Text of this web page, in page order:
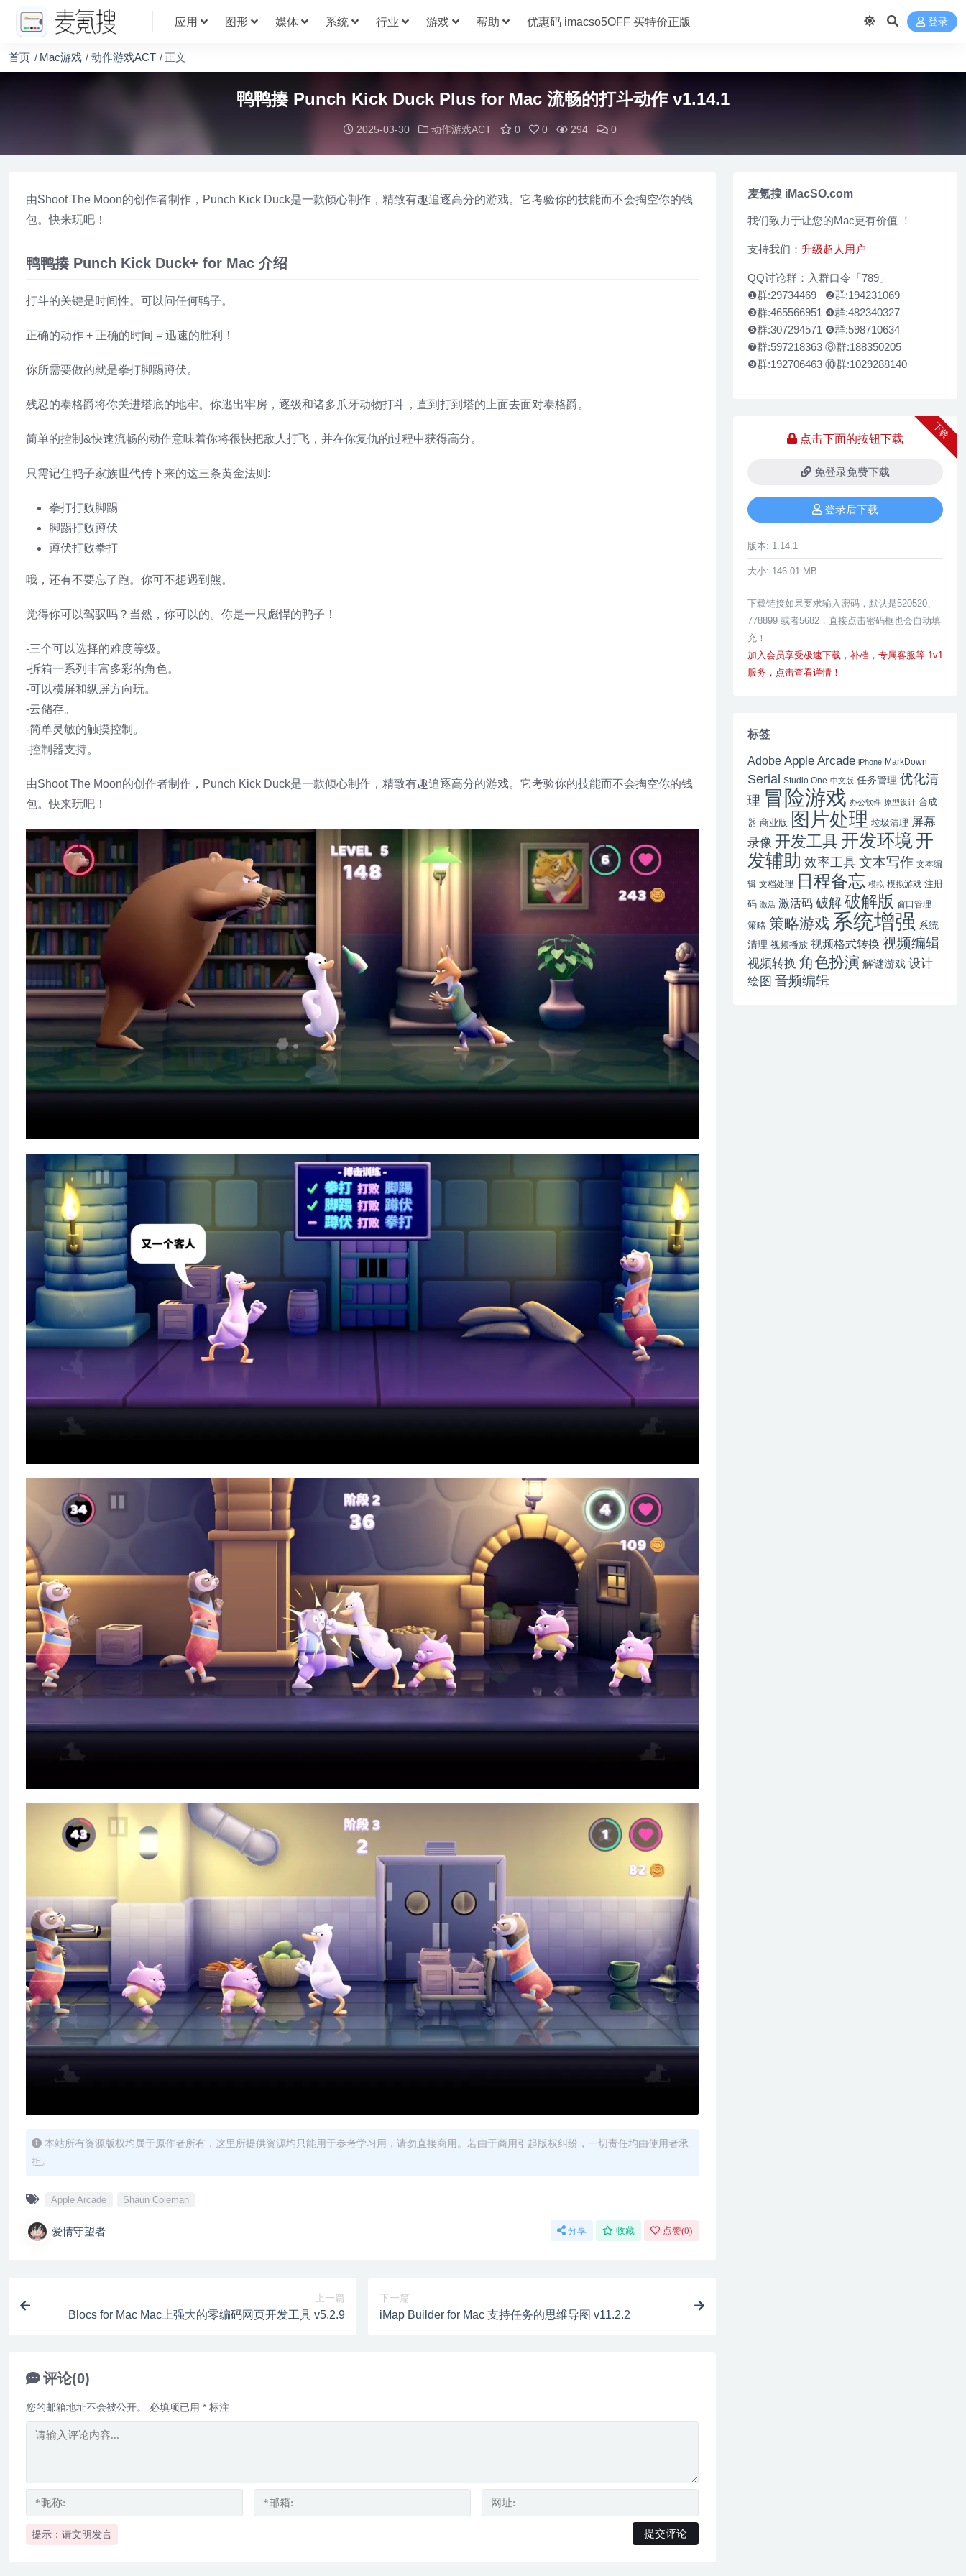
应用 图形 媒体 系统 行业 游戏 帮助 优惠码 imacso5OFF 买特价正版 登录
首页 Mac游戏 动作游戏ACT 正文
鸭鸭揍 Punch Kick Duck Plus for Mac 流畅的打斗动作 v1.14.1
2025-03-30 动作游戏ACT 0 0 294 0
由Shoot The Moon的创作者制作，Punch Kick Duck是一款倾心制作，精致有趣追逐高分的游戏。它考验你的技能而不会掏空你的钱
包。快来玩吧！
鸭鸭揍 Punch Kick Duck+ for Mac 介绍
打斗的关键是时间性。可以问任何鸭子。
正确的动作 + 正确的时间 = 迅速的胜利！
你所需要做的就是拳打脚踢蹲伏。
残忍的泰格爵将你关进塔底的地牢。你逃出牢房，逐级和诸多爪牙动物打斗，直到打到塔的上面去面对泰格爵。
简单的控制&快速流畅的动作意味着你将很快把敌人打飞，并在你复仇的过程中获得高分。
只需记住鸭子家族世代传下来的这三条黄金法则:
拳打打败脚踢
脚踢打败蹲伏
蹲伏打败拳打
哦，还有不要忘了跑。你可不想遇到熊。
觉得你可以驾驭吗？当然，你可以的。你是一只彪悍的鸭子！
-三个可以选择的难度等级。
-拆箱一系列丰富多彩的角色。
-可以横屏和纵屏方向玩。
-云储存。
-简单灵敏的触摸控制。
-控制器支持。
由Shoot The Moon的创作者制作，Punch Kick Duck是一款倾心制作，精致有趣追逐高分的游戏。它考验你的技能而不会掏空你的钱
包。快来玩吧！
本站所有资源版权均属于原作者所有，这里所提供资源均只能用于参考学习用，请勿直接商用。若由于商用引起版权纠纷，一切责任均由使用者承
担。
Apple Arcade Shaun Coleman
爱情守望者 分享 收藏 点赞(0)
上一篇
Blocs for Mac Mac上强大的零编码网页开发工具 v5.2.9
下一篇
iMap Builder for Mac 支持任务的思维导图 v11.2.2
评论(0)
提示：请文明发言
您的邮箱地址不会被公开。 必填项已用 * 标注
麦氪搜 iMacSO.com
我们致力于让您的Mac更有价值 ！
支持我们： 升级超人用户
QQ讨论群：入群口令「789」
❶群:29734469 ❷群:194231069
❸群:465566951 ❹群:482340327
❺群:307294571 ❻群:598710634
❼群:597218363 ⑧群:188350205
❾群:192706463 ⑩群:1029288140
下载
点击下面的按钮下载
免登录免费下载
登录后下载
版本: 1.14.1
大小: 146.01 MB
下载链接如果要求输入密码，默认是520520、
778899 或者5682，直接点击密码框也会自动填
充！
加入会员享受极速下载，补档，专属客服等 1v1
服务，点击查看详情！
标签
Adobe Apple Arcade iPhone MarkDown
Serial Studio One 中文版 任务管理 优化清
理 冒险游戏 办公软件 原型设计 合成
器 商业版 图片处理 垃圾清理 屏幕
录像 开发工具 开发环境开
发辅助 效率工具 文本写作 文本编
辑 文档处理 日程备忘 模拟 模拟游戏 注册
码 激活 激活码 破解破解版 窗口管理
策略 策略游戏 系统增强 系统
清理 视频播放 视频格式转换 视频编辑
视频转换 角色扮演 解谜游戏 设计
绘图 音频编辑